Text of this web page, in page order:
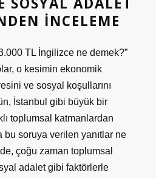
İNCELEME
TL İngilizce ne demek?”
o kesimin ekonomik
ve sosyal koşullarını
İstanbul gibi büyük bir
toplumsal katmanlardan
bu soruya verilen yanıtlar ne
çoğu zaman toplumsal
adalet gibi faktörlerle